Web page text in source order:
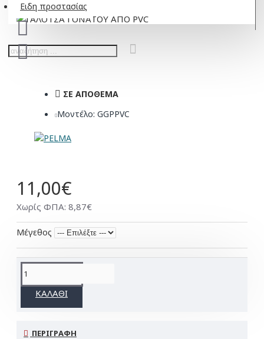
Ειδη προστασίας
ΣΕ ΑΠΌΘΕΜΑ
Μοντέλο: GGPPVC
11,00€
Χωρίς ΦΠΑ: 8,87€
Μέγεθος
ΚΑΛΆΘΙ
ΠΕΡΙΓΡΑΦΉ